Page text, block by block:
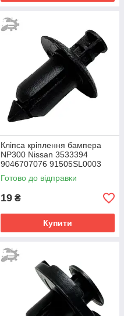
Кліпса кріплення бампера
NP300 Nissan 3533394
9046707076 91505SL0003
Готово до відправки
19 ₴
Купити